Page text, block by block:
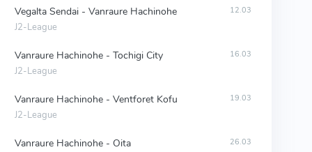
Vegalta Sendai - Vanraure Hachinohe
J2-League
12.03
Vanraure Hachinohe - Tochigi City
J2-League
16.03
Vanraure Hachinohe - Ventforet Kofu
J2-League
19.03
Vanraure Hachinohe - Oita 26.03